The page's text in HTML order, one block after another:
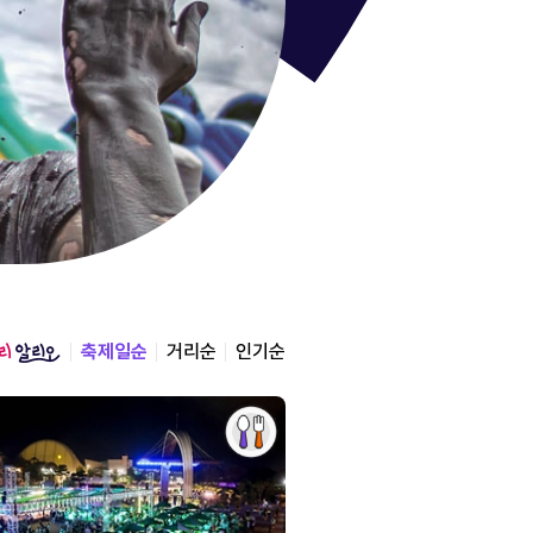
통영한
축제일순 거리순 인기순